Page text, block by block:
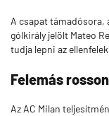
A csapat támadósora,
gólkirály jelölt Mateo
tudja lepni az
Felemás
Az AC Milan